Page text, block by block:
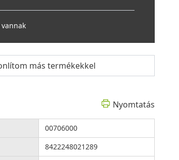
más termékekkel
Nyomtatás
00706000
8422248021289